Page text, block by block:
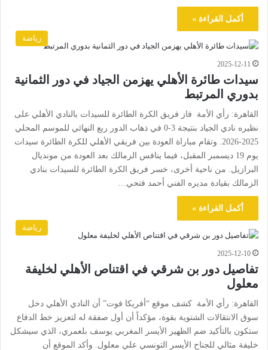
أكمل القراءة »
رياضة
2025-12-11
سيدات طائرة الأهلي يهزمن الجياد في دور الثمانية
بدوري المرتبط
القاهرة: رأي الأمة فاز فريق الكرة الطائرة للسيدات بالنادي الأهلي على
نظيره نادي الجياد بنتيجة 3-0 في ذهاب الدور ربع النهائي للموسم المحلي
2025-2026. وتقام مباراة العودة بين فريقي الأهلي للكرة الطائرة سيدات
يوم 19 ديسمبر المقبل، فيما ينافس الزمالك بعد العودة من مونديال
البرازيل. من ناحية أخرى، خسر فريق الكرة الطائرة للسيدات بنادي
الزمالك بقيادة مديره الفني أحمد فتحي…
أكمل القراءة »
رياضة
2025-12-10
تفاصيل دور بن شرقي في اقتناص الأهلي لخليفة
معلول
القاهرة: رأي الأمة كشف موقع “أفريكا فوت” أن النادي الأهلي دخل
سوق الانتقالات الشتوية بقوة، مؤكداً أن أول صفقة له لتعزيز خط الدفاع
ستكون بالتأكيد ضم الظهير الأيسر المغربي يوسف بلعمري، الذي سيشكل
خليفة مثالي للجناح الأيسر التونسي علي معلول. وأكد الموقع أن